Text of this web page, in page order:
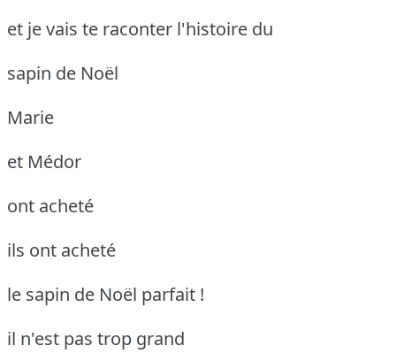
et je vais te raconter l'histoire du
sapin de Noël
Marie
et Médor
ont acheté
ils ont acheté
le sapin de Noël parfait !
il n'est pas trop grand